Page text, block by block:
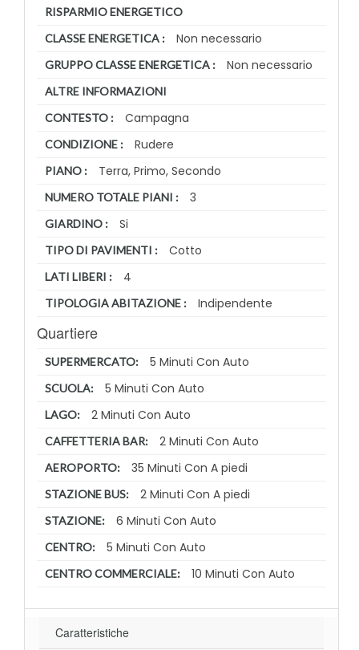
RISPARMIO ENERGETICO
CLASSE ENERGETICA :
Non necessario
GRUPPO CLASSE ENERGETICA : Non necessario
ALTRE INFORMAZIONI
CONTESTO :
Campagna
CONDIZIONE : Rudere
PIANO : Terra, Primo, Secondo
NUMERO TOTALE PIANI : 3
GIARDINO : Si
TIPO DI PAVIMENTI : Cotto
LATI LIBERI : 4
TIPOLOGIA ABITAZIONE : Indipendente
Quartiere
SUPERMERCATO: 5 Minuti Con Auto
SCUOLA: 5 Minuti Con Auto
LAGO: 2 Minuti Con Auto
CAFFETTERIA BAR: 2 Minuti Con Auto
AEROPORTO: 35 Minuti Con A piedi
STAZIONE BUS: 2 Minuti Con A piedi
STAZIONE: 6 Minuti Con Auto
CENTRO: 5 Minuti Con Auto
CENTRO COMMERCIALE: 10 Minuti Con Auto
Caratteristiche